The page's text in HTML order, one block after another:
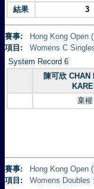
結果
3
賽事:
Hong Kong Open
項目:
Womens C
System Record 6
陳可欣 CHAN
棄權
賽事:
Hong Kong Open
項目:
Womens Doubles